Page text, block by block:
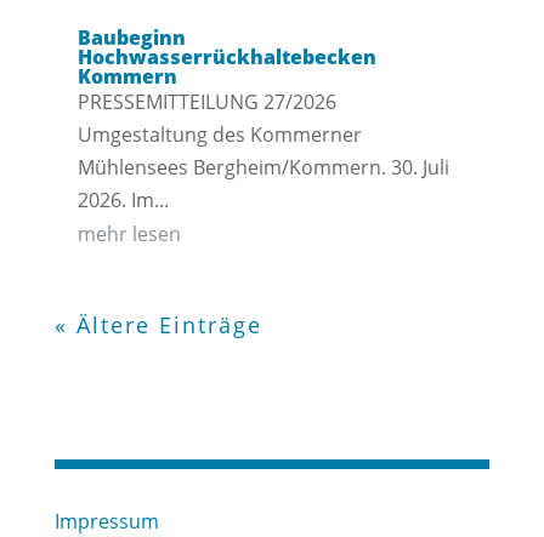
Baubeginn
Hochwasserrückhaltebecken
Kommern
PRESSEMITTEILUNG 27/2026
Umgestaltung des Kommerner
Mühlensees Bergheim/Kommern. 30. Juli
2026. Im...
mehr lesen
« Ältere Einträge
Impressum